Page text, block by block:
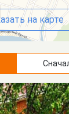
на карте